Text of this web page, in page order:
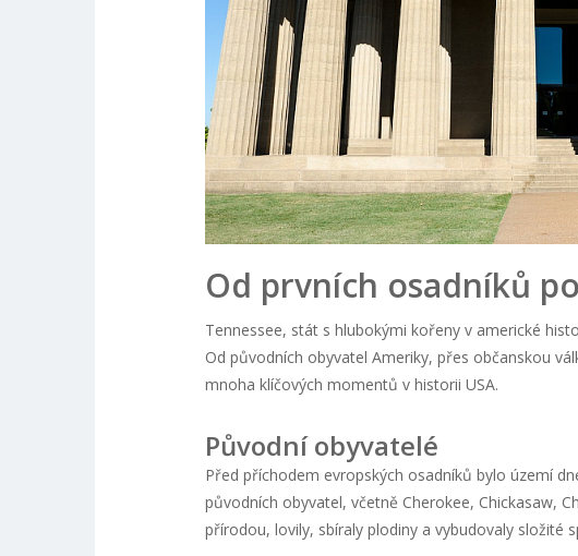
Od prvních osadníků
Tennessee, stát s hlubokými kořeny v americké
Od původních obyvatel Ameriky, přes občanskou
mnoha klíčových momentů v historii USA.
Původní obyvatelé
Před příchodem evropských osadníků bylo území
původních obyvatel, včetně Cherokee, Chickasaw,
přírodou, lovily, sbíraly plodiny a vybudovaly složité